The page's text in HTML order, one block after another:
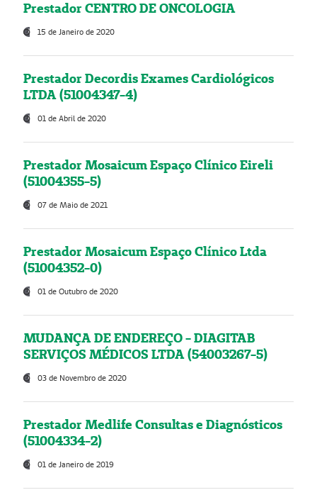
Prestador CENTRO DE ONCOLOGIA
15 de Janeiro de 2020
Prestador Decordis Exames Cardiológicos
LTDA (51004347-4)
01 de Abril de 2020
Prestador Mosaicum Espaço Clínico Eireli
(51004355-5)
07 de Maio de 2021
Prestador Mosaicum Espaço Clínico Ltda
(51004352-0)
01 de Outubro de 2020
MUDANÇA DE ENDEREÇO - DIAGITAB
SERVIÇOS MÉDICOS LTDA (54003267-5)
03 de Novembro de 2020
Prestador Medlife Consultas e Diagnósticos
(51004334-2)
01 de Janeiro de 2019